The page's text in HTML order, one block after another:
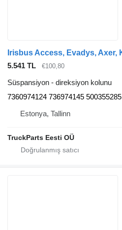
5.541 TL €100,80
Süspansiyon - direksiyon kolunu
7360974124 736974145 500355285
Estonya, Tallinn
TruckParts Eesti OÜ